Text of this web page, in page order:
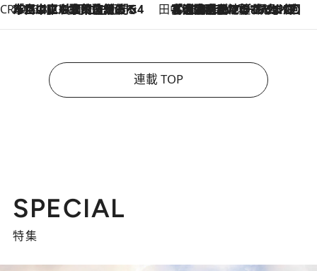
CREA'S CHOICE
2026.8.7
「立川にも歌舞伎があるんだよ」 片岡仁左衛門・市川中車ら豪華座組みで4年目の立川立飛歌舞伎へ 田中稲の勝手に再ブーム
2026.8.7
「湘南乃風に憧れて」観客大盛上がりの“タオル回し”に、ラッパー顔負けの高速歌唱まで…さだまさし（74）のアグレッシブすぎる現在地
連載 TOP
SPECIAL
特集